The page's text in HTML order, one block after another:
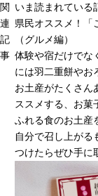
関
連
記
事
いま読まれている
県民オススメ！「
（グルメ編）
体験や宿だけでな
には羽二重餅やお
お土産がたくさん
ススメする、お菓
ふれる食のお土産
自分で召し上がる
つけたらぜひ手に